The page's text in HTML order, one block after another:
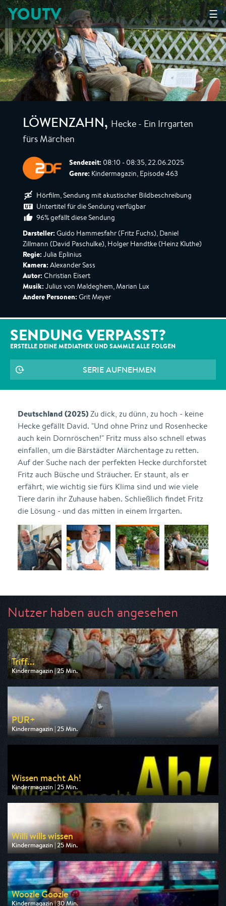
☰
YOUTV
LÖWENZAHN, Hecke - Ein Irrgarten
fürs Märchen
Sendezeit: 08:10 - 08:35, 22.06.2025
Genre: Kindermagazin, Episode 463
Hörfilm, Sendung mit akustischer Bildbeschreibung
Untertitel für die Sendung verfügbar
96% gefällt diese Sendung
Darsteller: Guido Hammesfahr (Fritz Fuchs), Daniel
Zillmann (David Paschulke), Holger Handtke (Heinz Kluthe)
Regie: Julia Eplinius
Kamera: Alexander Sass
Autor: Christian Eisert
Musik: Julius von Maldeghem, Marian Lux
Andere Personen: Grit Meyer
SENDUNG VERPASST?
ERSTELLE DEINE MEDIATHEK UND SAMMLE ALLE FOLGEN
SERIE AUFNEHMEN
Deutschland (2025)Zu dick, zu dünn, zu hoch - keine
Hecke gefällt David. "Und ohne Prinz und Rosenhecke
auch kein Dornröschen!" Fritz muss also schnell etwas
einfallen, um die Bärstädter Märchentage zu retten.
Auf der Suche nach der perfekten Hecke durchforstet
Fritz auch Büsche und Sträucher. Er staunt, als er
erfährt, wie wichtig sie fürs Klima sind und wie viele
Tiere darin ihr Zuhause haben. Schließlich findet Fritz
die Lösung - und das mitten in einem Irrgarten.
Nutzer haben auch angesehen
Triff...
Kindermagazin | 25 Min.
Ausgestrahlt von KiKA
am 10.08.2026, 13:15
PUR+
Kindermagazin | 25 Min.
Ausgestrahlt von KiKA
am 09.08.2026, 19:25
Wissen macht Ah!
Kindermagazin | 25 Min.
Ausgestrahlt von WDR
am 10.08.2026, 07:10
Willi wills wissen
Kindermagazin | 25 Min.
Ausgestrahlt von ARD alpha
am 10.08.2026, 07:35
Woozle Goozle
Kindermagazin | 30 Min.